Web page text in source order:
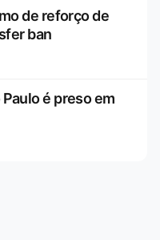
de reforço de
ban
Paulo é preso em